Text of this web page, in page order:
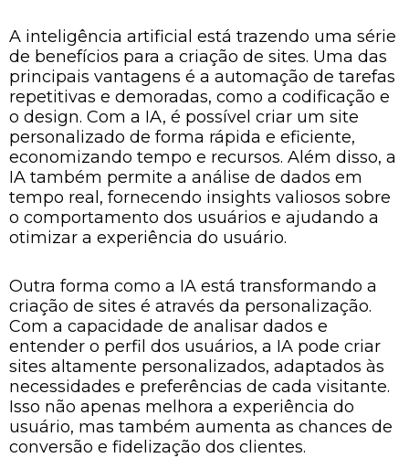
A inteligência artificial está trazendo uma série
de benefícios para a criação de sites. Uma das
principais vantagens é a automação de tarefas
repetitivas e demoradas, como a codificação e
o design. Com a IA, é possível criar um site
personalizado de forma rápida e eficiente,
economizando tempo e recursos. Além disso, a
IA também permite a análise de dados em
tempo real, fornecendo insights valiosos sobre
o comportamento dos usuários e ajudando a
otimizar a experiência do usuário.
Outra forma como a IA está transformando a
criação de sites é através da personalização.
Com a capacidade de analisar dados e
entender o perfil dos usuários, a IA pode criar
sites altamente personalizados, adaptados às
necessidades e preferências de cada visitante.
Isso não apenas melhora a experiência do
usuário, mas também aumenta as chances de
conversão e fidelização dos clientes.